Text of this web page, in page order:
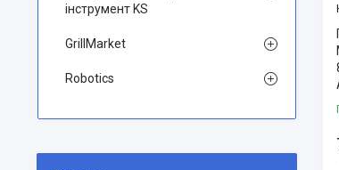
інструмент KS
GrillMarket
Robotics